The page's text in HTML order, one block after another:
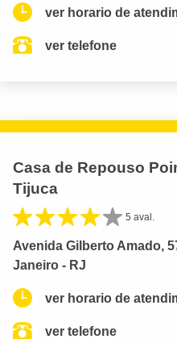
ver horario de
ver telefone
Casa de Repouso
Tijuca
5 aval.
Avenida Gilberto Amado,
Janeiro - RJ
ver horario de
ver telefone